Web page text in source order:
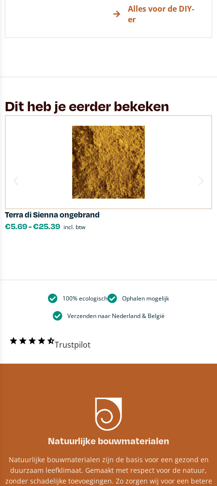
Alles voor de DIY-
er
Dit heb je eerder bekeken
Terra di Sienna ongebrand
€5.69-€25.39 incl. btw
100% ecologisch Ophalen mogelijk
Verzenden naar Nederland & België
Trustpilot
Natuurlijke bouwmaterialen
Natuurlijke bouwmaterialen zijn de basis voor een gezond en
duurzaam leefklimaat. Gemaakt met respect voor de natuur,
zonder schadelijke toevoegingen. Zo zorgen wij voor een betere